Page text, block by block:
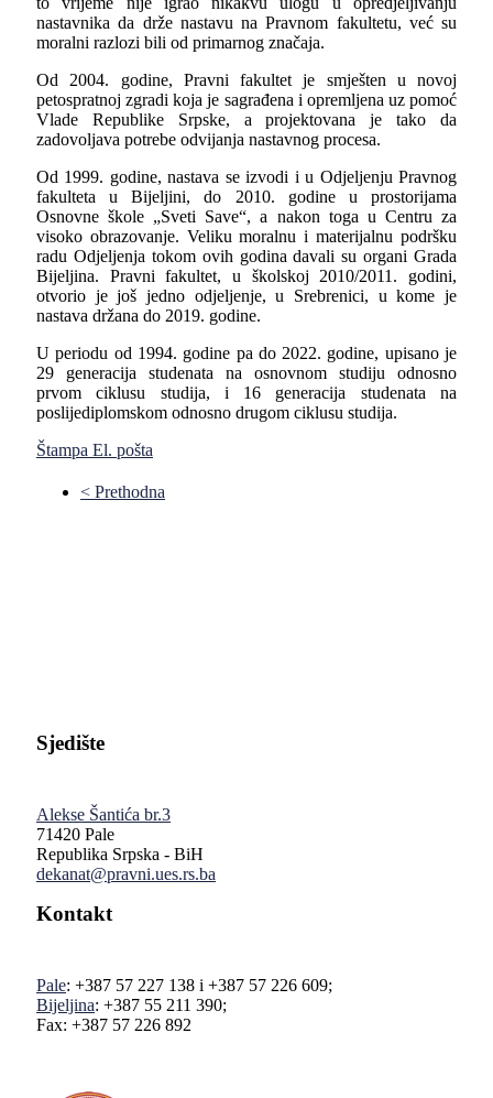
nastavnika da drže nastavu na Pravnom fakultetu, već su
moralni razlozi bili od primarnog značaja.
Od 2004. godine, Pravni fakultet je smješten u novoj
petospratnoj zgradi koja je sagrađena i opremljena uz pomoć
Vlade Republike Srpske, a projektovana je tako da
zadovoljava potrebe odvijanja nastavnog procesa.
Od 1999. godine, nastava se izvodi i u Odјeljenju Pravnog
fakulteta u Bijeljini, do 2010. godine u prostorijama
Osnovne škole „Sveti Save“, a nakon toga u Centru za
visoko obrazovanje. Veliku moralnu i materijalnu podršku
radu Odјeljenja tokom ovih godina davali su organi Grada
Bijeljina. Pravni fakultet, u školskoj 2010/2011. godini,
otvorio je još jedno odјeljenje, u Srebrenici, u kome je
nastava držana do 2019. godine.
U periodu od 1994. godine pa do 2022. godine, upisano je
29 generacija studenata na osnovnom studiju odnosno
prvom ciklusu studija, i 16 generacija studenata na
poslijediplomskom odnosno drugom ciklusu studija.
Štampa El. pošta
< Prethodna
Sjedište
Alekse Šantića br.3
71420 Pale
Republika Srpska - BiH
dekanat@pravni.ues.rs.ba
Kontakt
Pale: +387 57 227 138 i +387 57 226 609;
Bijeljina: +387 55 211 390;
Fax: +387 57 226 892